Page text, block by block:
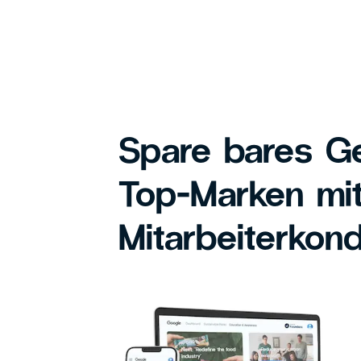
Spare bares
Top-Marken